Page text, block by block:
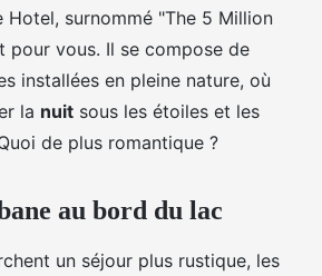
Hotel, surnommé "The 5 Million
pour vous. Il se compose de
installées en pleine nature, où
la nuit sous les étoiles et les
de plus romantique ?
au bord du lac
un séjour plus rustique, les